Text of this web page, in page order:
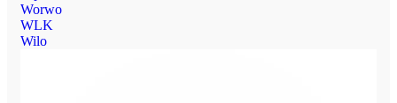
Worwo
WLK
Wilo